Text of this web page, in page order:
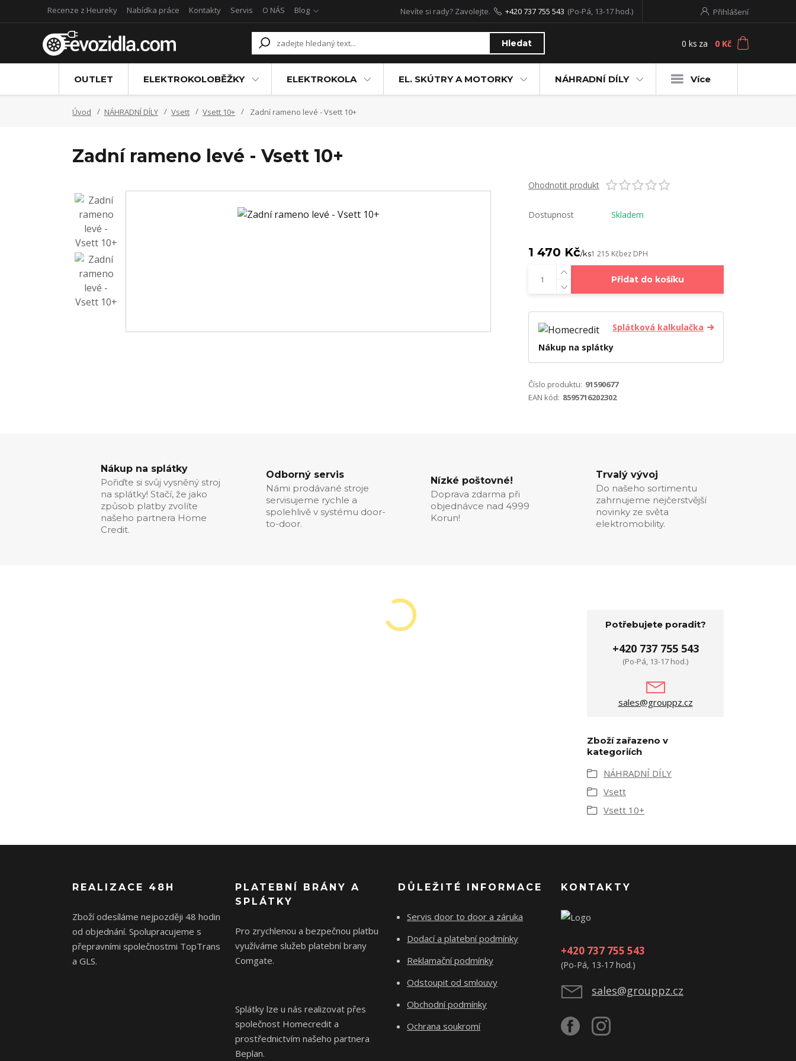
Recenze z Heureky Nabídka práce Kontakty Servis O NÁS Blog Přihlášení
Hledat
Nevíte si rady? Zavolejte. +420 737 755 543 (Po-Pá, 13-17 hod.)
0 ks za 0 Kč
OUTLET ELEKTROKOLOBĚŽKY ELEKTROKOLA EL. SKÚTRY A MOTORKY NÁHRADNÍ DÍLY Více
Úvod NÁHRADNÍ DÍLY Vsett Vsett 10+ Zadní rameno levé - Vsett 10+
Zadní rameno levé - Vsett 10+
Ohodnotit produkt
Dostupnost Skladem
1 470 Kč/ks1 215 Kčbez DPH
Přidat do košíku
Splátková kalkulačka
Nákup na splátky
Číslo produktu: 91590677
EAN kód: 8595716202302
Nákup na splátky
Pořiďte si svůj vysněný stroj
na splátky! Stačí, že jako
způsob platby zvolíte
našeho partnera Home
Credit.
Odborný servis
Námi prodávané stroje
servisujeme rychle a
spolehlivě v systému door-
to-door.
Nízké poštovné!
Doprava zdarma při
objednávce nad 4999
Korun!
Trvalý vývoj
Do našeho sortimentu
zahrnujeme nejčerstvější
novinky ze světa
elektromobility.
Potřebujete poradit?
+420 737 755 543
(Po-Pá, 13-17 hod.)
sales@grouppz.cz
Zboží zařazeno v
kategoriích
NÁHRADNÍ DÍLY
Vsett
Vsett 10+
REALIZACE 48H
Zboží odesíláme nejpozději 48 hodin
od objednání. Spolupracujeme s
přepravními společnostmi TopTrans
a GLS.
PLATEBNÍ BRÁNY A
SPLÁTKY
Pro zrychlenou a bezpečnou platbu
využíváme služeb platební brany
Comgate.
Splátky lze u nás realizovat přes
společnost Homecredit a
prostřednictvím našeho partnera
Beplan.
DŮLEŽITÉ INFORMACE
Servis door to door a záruka
Dodací a platební podmínky
Reklamační podmínky
Odstoupit od smlouvy
Obchodní podmínky
Ochrana soukromí
KONTAKTY
+420 737 755 543
(Po-Pá, 13-17 hod.)
sales@grouppz.cz